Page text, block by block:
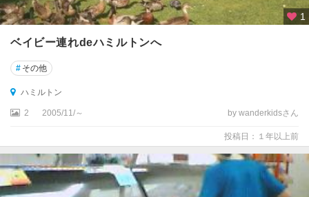
1
ベイビー連れdeハミルトンへ
# その他
ハミルトン
2 2005/11/～ by wanderkidsさん
投稿日：１年以上前